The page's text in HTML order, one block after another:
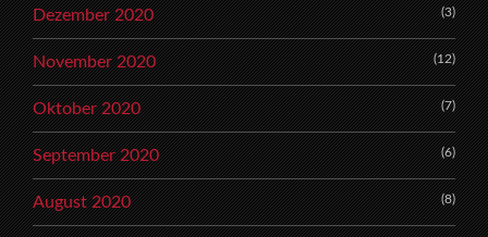
Dezember 2020 (3)
November 2020 (12)
Oktober 2020 (7)
September 2020 (6)
August 2020 (8)